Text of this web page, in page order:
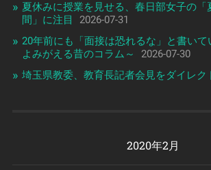
夏休みに授業を見せる、春日部女子の「
間」に注目
2026-07-31
20年前にも「面接は恐れるな」と書い
よみがえる昔のコラム～
2026-07-30
埼玉県教委、教育長記者会見をダイレク
2020年2月